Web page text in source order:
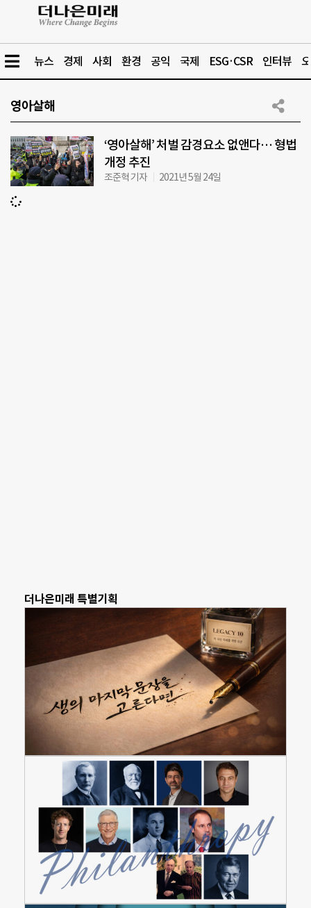
뉴스 경제 사회 환경 공익 국제 ESG·CSR 인터뷰
영아살해
‘영아살해’ 처벌 감경요소 없앤다… 형법
개정 추진
조준혁 기자 2021년 5월 24일
더나은미래 특별기획